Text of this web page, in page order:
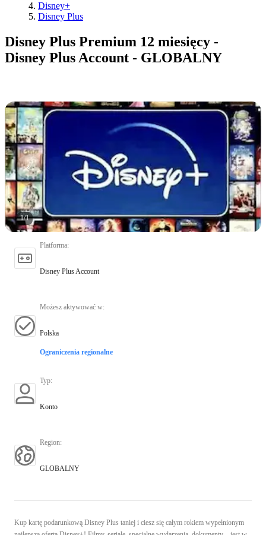
Disney+
Disney Plus
Disney Plus Premium 12 miesięcy -
Disney Plus Account - GLOBALNY
1/1
Platforma:
Disney Plus Account
Możesz aktywować w:
Polska
Ograniczenia regionalne
Typ:
Konto
Region:
GLOBALNY
Kup kartę podarunkową Disney Plus taniej i ciesz się całym rokiem wypełnionym